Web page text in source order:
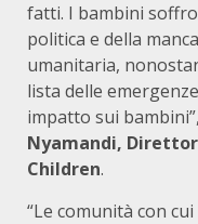
fatti. I bambini
politica e della
umanitaria,
lista delle
impatto sui
Nyamandi,
Children.
“Le comunità con